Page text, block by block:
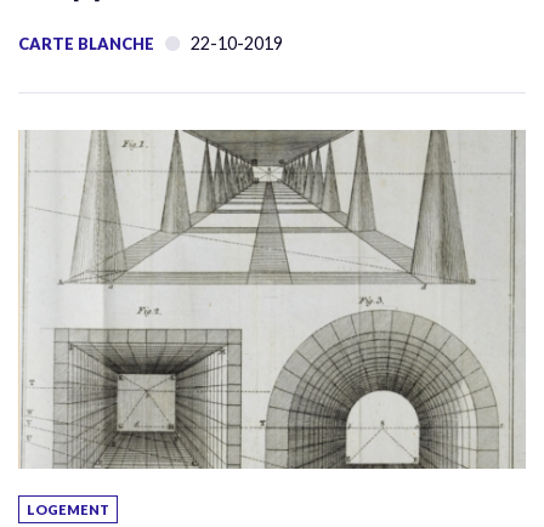
CARTE BLANCHE 22-10-2019
LOGEMENT